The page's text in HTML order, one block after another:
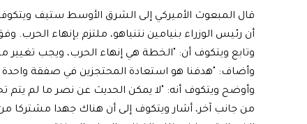
قال المبعوث الأميركي إلى الشرق الأوسط ستيف
أن رئيس الوزراء بنيامين نتنياهو، ملتزم بإنهاء الحرب.
وتابع ويتكوف أن: "الخطة هي إنهاء الحرب، ويجب تغيير
وأضاف: "هدفنا هو استعادة المحتجزين في صفقة واحدة
وأوضح ويتكوف أنه: "لا يمكن الحديث عن نصر ما لم يتم
من جانب آخر، أشار ويتكوف إلى أن هناك جهدا مشتركا